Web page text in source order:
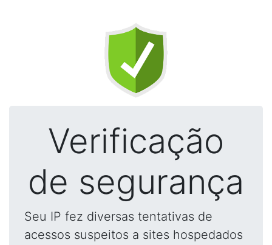
Verificação
de segurança
Seu IP fez diversas tentativas de
acessos suspeitos a sites hospedados